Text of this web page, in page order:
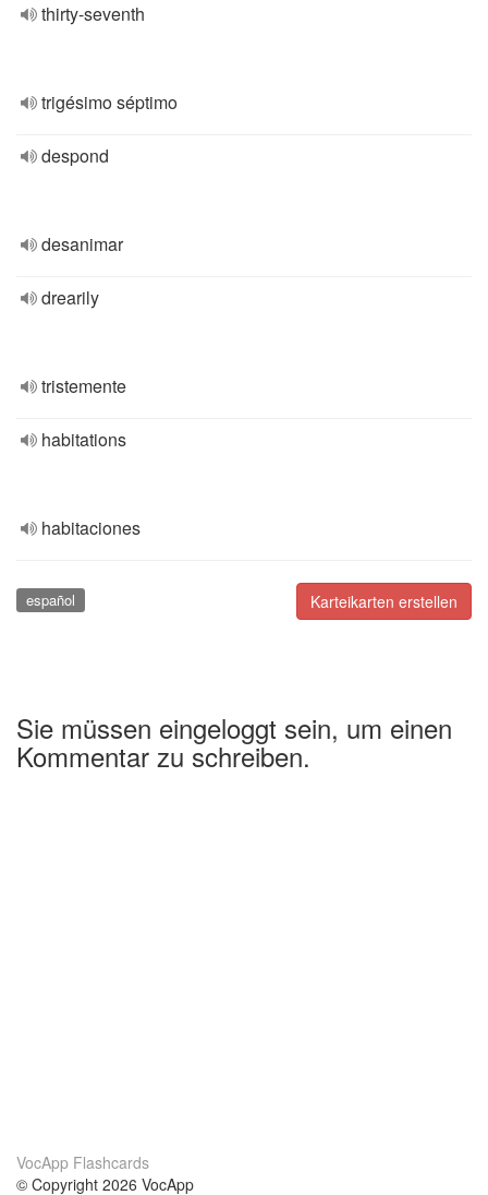
thirty-seventh
trigésimo séptimo
despond
desanimar
drearily
tristemente
habitations
habitaciones
Karteikarten erstellen
español
Sie müssen eingeloggt sein, um einen
Kommentar zu schreiben.
VocApp Flashcards
© Copyright 2026 VocApp